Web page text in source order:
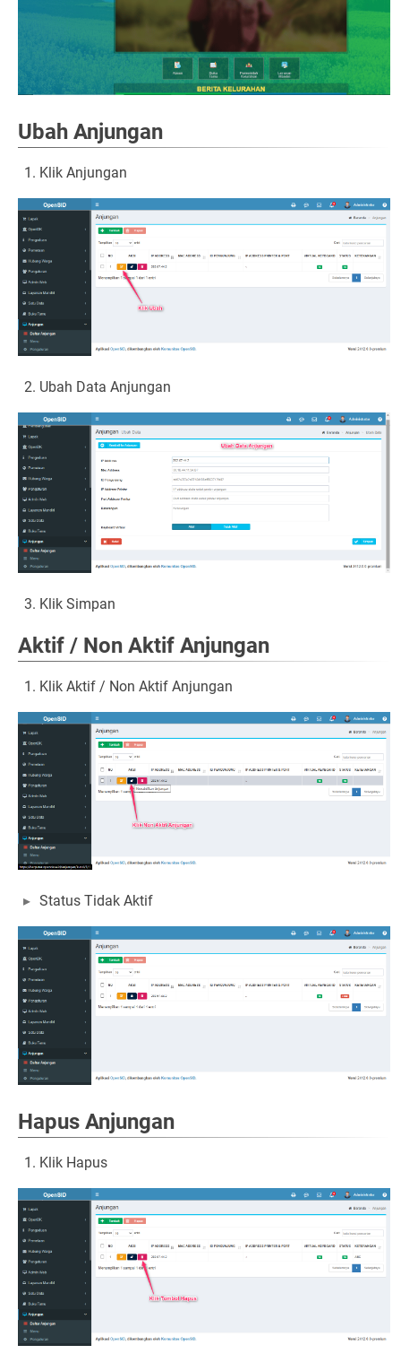
Ubah Anjungan
Klik Anjungan
Ubah Data Anjungan
Klik Simpan
Aktif / Non Aktif Anjungan
Klik Aktif / Non Aktif Anjungan
Status Tidak Aktif
Hapus Anjungan
Klik Hapus